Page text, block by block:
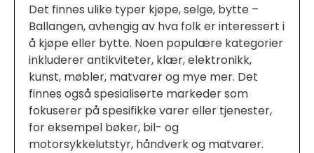
Det finnes ulike typer kjøpe, selge, bytte –
Ballangen, avhengig av hva folk er interessert i
å kjøpe eller bytte. Noen populære kategorier
inkluderer antikviteter, klær, elektronikk,
kunst, møbler, matvarer og mye mer. Det
finnes også spesialiserte markeder som
fokuserer på spesifikke varer eller tjenester,
for eksempel bøker, bil- og
motorsykkelutstyr, håndverk og matvarer.